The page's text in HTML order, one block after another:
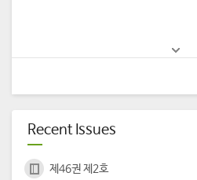
Recent Issues
제46권 제2호